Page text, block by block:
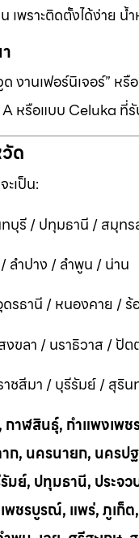
พราะติดตั้งได้ง่าย น้
านเฟอร์นิเจอร์” ห
หรือแบบ Celuka ที่
ด
เป็น:
รี / ปทุมธานี / สมุทร
ลำปาง / ลำพูน / น่าน
รธานี / หนองคาย /
ขลา / นราธิวาส / ปัต
สีมา / บุรีรัมย์ / สุริน
าฬสินธุ์, กำแพงเพช
ก, นครนายก, นคร
ย์, ปทุมธานี, ประจ
ชรบูรณ์, แพร่, ภูเก็